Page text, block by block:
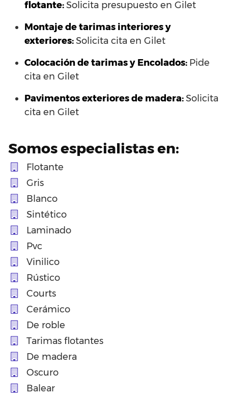
flotante:Solicita presupuesto en Gilet
Montaje de tarimas interiores y
exteriores:Solicita cita en Gilet
Colocación de tarimas y Encolados: Pide
cita en Gilet
Pavimentos exteriores de madera:Solicita
cita en Gilet
Somos especialistas en:
Flotante
Gris
Blanco
Sintético
Laminado
Pvc
Vinilico
Rústico
Courts
Cerámico
De roble
Tarimas flotantes
De madera
Oscuro
Balear